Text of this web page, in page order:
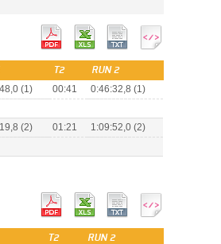
T2 RUN 2
(1) 00:41 0:46:32,8 (1)
(2) 01:21 1:09:52,0 (2)
T2 RUN 2